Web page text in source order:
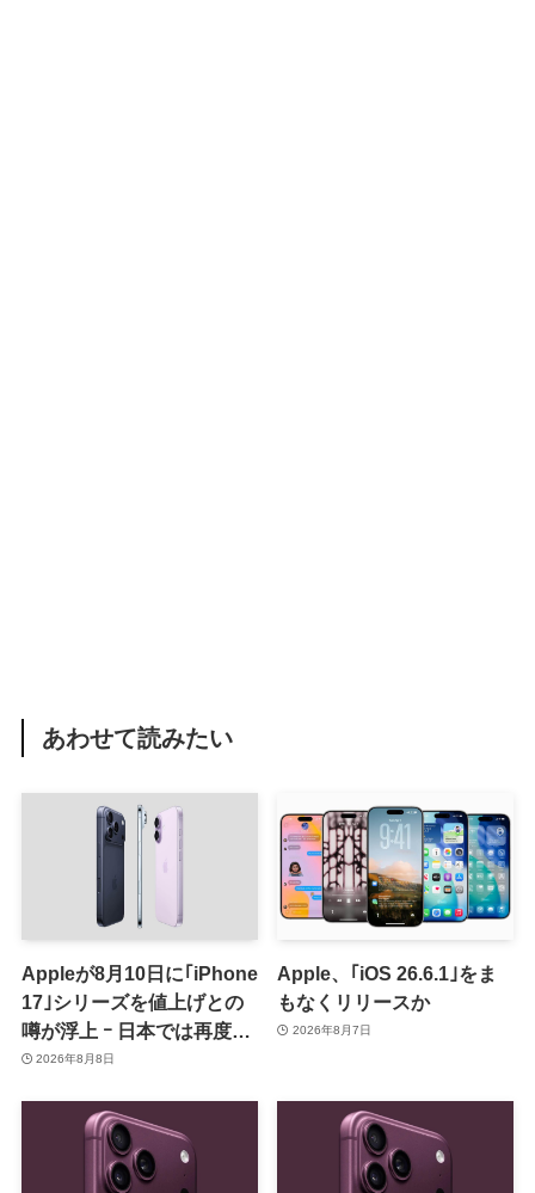
あわせて読みたい
Appleが8月10日に｢iPhone
17｣シリーズを値上げとの
噂が浮上 ｰ 日本では再度値
上げの可能性も?!
2026年8月8日
Apple、｢iOS 26.6.1｣をま
もなくリリースか
2026年8月7日